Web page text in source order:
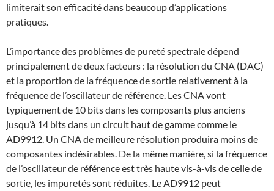
limiterait son efficacité dans beaucoup d’applications
pratiques.
L’importance des problèmes de pureté spectrale dépend
principalement de deux facteurs : la résolution du CNA (DAC)
et la proportion de la fréquence de sortie relativement à la
fréquence de l’oscillateur de référence. Les CNA vont
typiquement de 10 bits dans les composants plus anciens
jusqu’à 14 bits dans un circuit haut de gamme comme le
AD9912. Un CNA de meilleure résolution produira moins de
composantes indésirables. De la même manière, si la fréquence
de l’oscillateur de référence est très haute vis-à-vis de celle de
sortie, les impuretés sont réduites. Le AD9912 peut